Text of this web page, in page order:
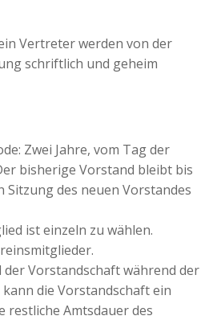
Vertreter werden von der
schriftlich und geheim
Zwei Jahre, vom Tag der
bisherige Vorstand bleibt bis
des neuen Vorstandes
ist einzeln zu wählen.
der Vorstandschaft während der
die Vorstandschaft ein
restliche Amtsdauer des